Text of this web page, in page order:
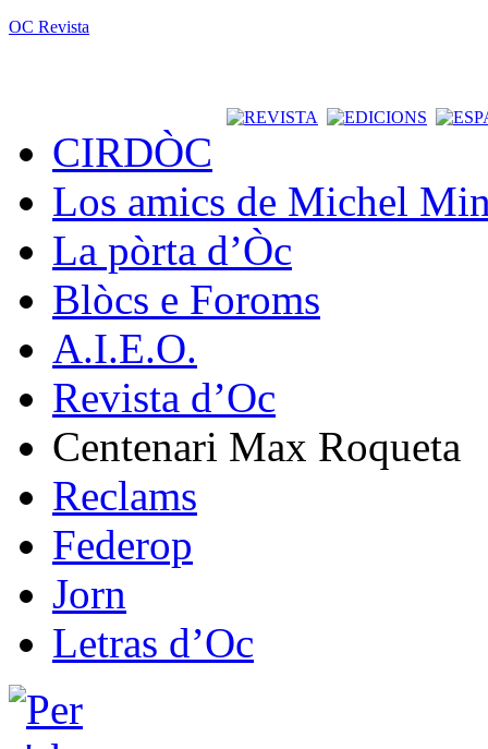
OC Revista
CIRDÒC
Los amics de Michel
La pòrta d’Òc
Blòcs e Foroms
A.I.E.O.
Revista d’Oc
Centenari Max Roqueta
Reclams
Federop
Jorn
Letras d’Oc